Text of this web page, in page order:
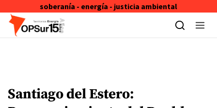
soberanía - energía - justicia ambiental
Skip to content
Santiago del Estero: